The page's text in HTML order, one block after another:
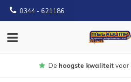
0344 - 621186
Gratisbezorgd